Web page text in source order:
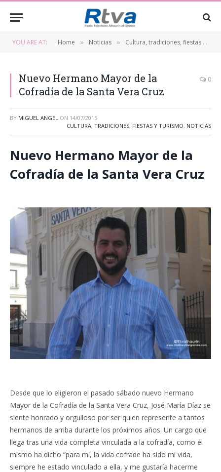
YOU ARE AT: Home » Noticias » Cultura, tradiciones, fiestas y turismo
Nuevo Hermano Mayor de la
Cofradía de la Santa Vera Cruz
0
BY MIGUEL ANGEL ON 14/07/2015
CULTURA, TRADICIONES, FIESTAS Y TURISMO, NOTICIAS
Nuevo Hermano Mayor de la
Cofradía de la Santa Vera Cruz
Desde que lo eligieron el pasado sábado nuevo Hermano
Mayor de la Cofradía de la Santa Vera Cruz, José María Díaz se
siente honrado y orgulloso por ser quien represente a tantos
hermanos de arriba durante los próximos años. Un cargo que
llega tras una vida completa vinculada a la cofradía, como él
mismo ha dicho “para mí, la vida cofrade ha sido mi vida,
siempre he estado vinculado a ella, y me gustaría hacerme